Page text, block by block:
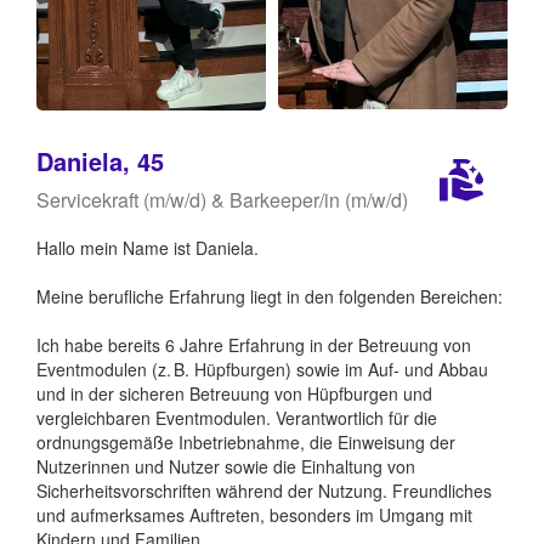
Daniela, 45
Servicekraft (m/w/d) & Barkeeper/in (m/w/d)
Hallo mein Name ist Daniela.
Meine berufliche Erfahrung liegt in den folgenden Bereichen:
Ich habe bereits 6 Jahre Erfahrung in der Betreuung von
Eventmodulen (z. B. Hüpfburgen) sowie im Auf- und Abbau
und in der sicheren Betreuung von Hüpfburgen und
vergleichbaren Eventmodulen. Verantwortlich für die
ordnungsgemäße Inbetriebnahme, die Einweisung der
Nutzerinnen und Nutzer sowie die Einhaltung von
Sicherheitsvorschriften während der Nutzung. Freundliches
und aufmerksames Auftreten, besonders im Umgang mit
Kindern und Familien.